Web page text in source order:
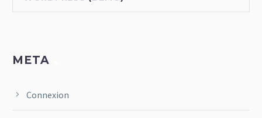
META
Connexion